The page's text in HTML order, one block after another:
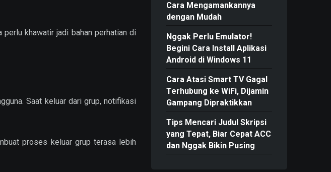
khawatir jadi bahan perhatian di
Saat keluar dari grup, notifikasi
proses keluar grup terasa lebih
Cara Mengamankannya
dengan Mudah
Nggak Perlu Emulator!
Begini Cara Install Aplikasi
Android di Windows 11
Cara Atasi Smart TV Gagal
Terhubung ke WiFi, Dijamin
Gampang Dipraktikkan
Tips Mencari Judul Skripsi
yang Tepat, Biar Cepat ACC
dan Nggak Bikin Pusing